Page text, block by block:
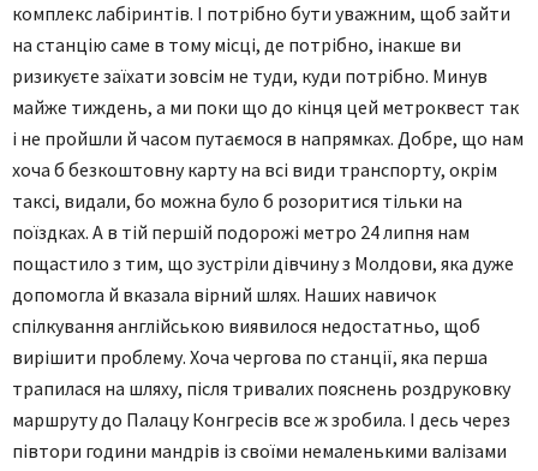
комплекс лабіринтів. І потрібно бути уважним, щоб зайти
на станцію саме в тому місці, де потрібно, інакше ви
ризикуєте заїхати зовсім не туди, куди потрібно. Минув
майже тиждень, а ми поки що до кінця цей метроквест так
і не пройшли й часом путаємося в напрямках. Добре, що нам
хоча б безкоштовну карту на всі види транспорту, окрім
таксі, видали, бо можна було б розоритися тільки на
поїздках. А в тій першій подорожі метро 24 липня нам
пощастило з тим, що зустріли дівчину з Молдови, яка дуже
допомогла й вказала вірний шлях. Наших навичок
спілкування англійською виявилося недостатньо, щоб
вирішити проблему. Хоча чергова по станції, яка перша
трапилася на шляху, після тривалих пояснень роздруковку
маршруту до Палацу Конгресів все ж зробила. І десь через
півтори години мандрів із своїми немаленькими валізами